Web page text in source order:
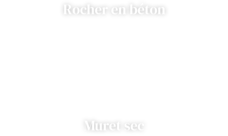
Rocher en béton
Muret sec